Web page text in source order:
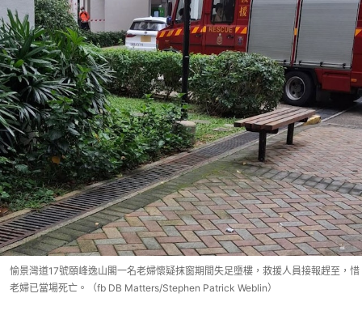
愉景灣道17號頤峰逸山閣一名老婦懷疑抹窗期間失足墮樓，救援人員接報趕至，惜
老婦已當場死亡。（fb DB Matters/Stephen Patrick Weblin）